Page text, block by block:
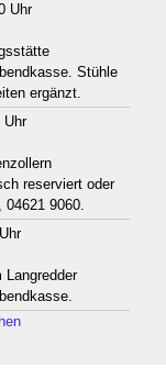
Uhr
Stühle
ergänzt.
Uhr
reserviert oder
04621 9060.
Langredder